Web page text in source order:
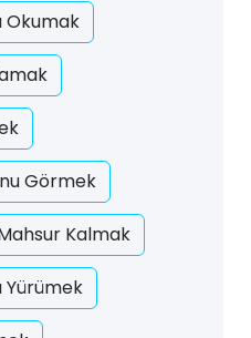
Okumak
Görmek
Kalmak
Yürümek